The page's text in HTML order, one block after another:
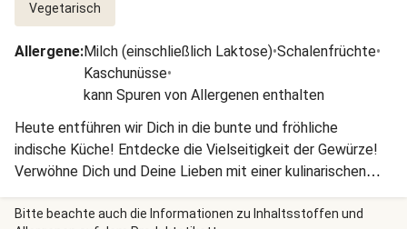
Vegetarisch
Allergene:Milch (einschließlich Laktose)•Schalenfrüchte•
Kaschunüsse•
kann Spuren von Allergenen enthalten
Heute entführen wir Dich in die bunte und fröhliche
indische Küche! Entdecke die Vielseitigkeit der Gewürze!
Verwöhne Dich und Deine Lieben mit einer kulinarischen
Reise nach Indien. Lass es Dir schmecken!
Bitte beachte auch die Informationen zu Inhaltsstoffen und